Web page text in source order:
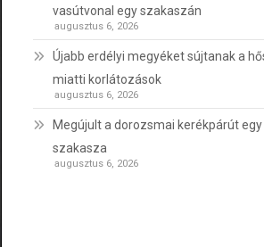
vasútvonal egy szakaszán
augusztus 6, 2026
Újabb erdélyi megyéket sújtanak a
miatti korlátozások
augusztus 6, 2026
Megújult a dorozsmai kerékpárút egy
szakasza
augusztus 6, 2026